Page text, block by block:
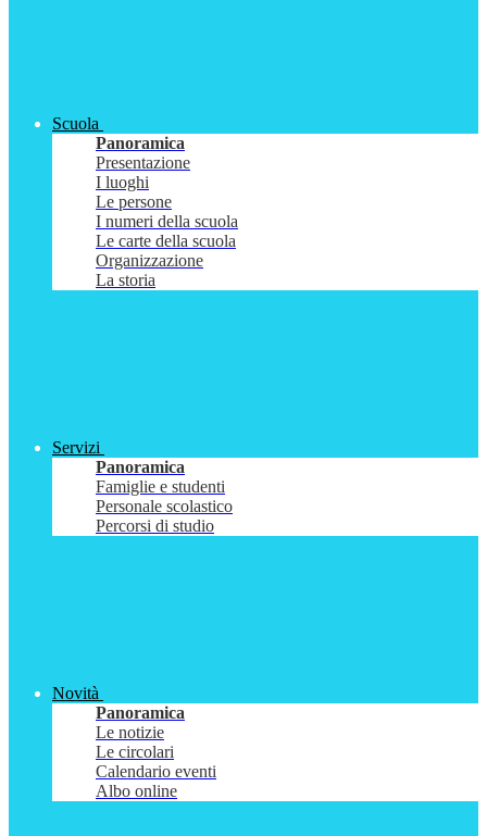
Scuola
Panoramica
Presentazione
I luoghi
Le persone
I numeri della scuola
Le carte della scuola
Organizzazione
La storia
Servizi
Panoramica
Famiglie e studenti
Personale scolastico
Percorsi di studio
Novità
Panoramica
Le notizie
Le circolari
Calendario eventi
Albo online